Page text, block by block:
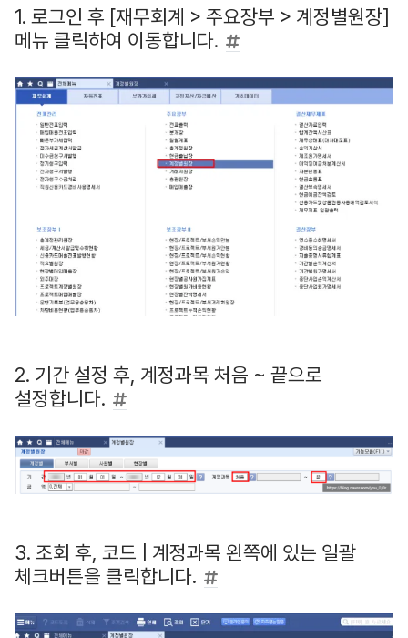
1. 로그인 후 [재무회계 > 주요장부 > 계정별원장]
메뉴 클릭하여 이동합니다.
2. 기간 설정 후, 계정과목 처음 ~ 끝으로
설정합니다.
3. 조회 후, 코드 | 계정과목 왼쪽에 있는 일괄
체크버튼을 클릭합니다.